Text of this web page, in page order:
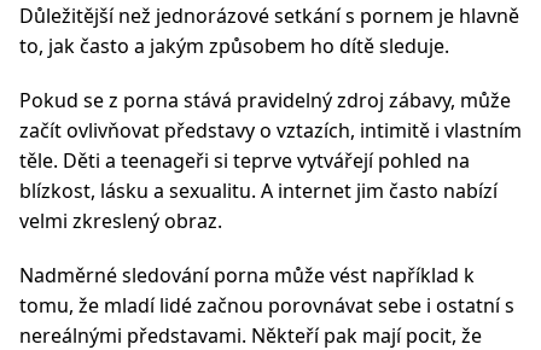
Důležitější než jednorázové setkání s pornem je hlavně
to, jak často a jakým způsobem ho dítě sleduje.
Pokud se z porna stává pravidelný zdroj zábavy, může
začít ovlivňovat představy o vztazích, intimitě i vlastním
těle. Děti a teenageři si teprve vytvářejí pohled na
blízkost, lásku a sexualitu. A internet jim často nabízí
velmi zkreslený obraz.
Nadměrné sledování porna může vést například k
tomu, že mladí lidé začnou porovnávat sebe i ostatní s
nereálnými představami. Někteří pak mají pocit, že